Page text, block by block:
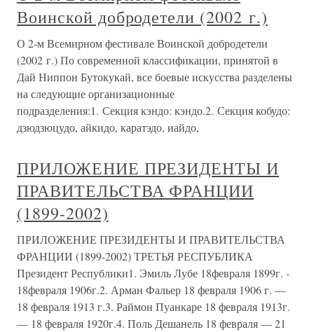
Воинской добродетели (2002 г.)
О 2-м Всемирном фестивале Воинской добродетели
(2002 г.) По современной классификации, принятой в
Дай Ниппон Бутокукай, все боевые искусства разделены
на следующие организационные
подразделения:1. Секция кэндо: кэндо.2. Секция кобудо:
дзюдзюцудо, айкидо, каратэдо, иайдо,
ПРИЛОЖЕНИЕ ПРЕЗИДЕНТЫ И
ПРАВИТЕЛЬСТВА ФРАНЦИИ
(1899-2002)
ПРИЛОЖЕНИЕ ПРЕЗИДЕНТЫ И ПРАВИТЕЛЬСТВА
ФРАНЦИИ (1899-2002) ТРЕТЬЯ РЕСПУБЛИКА
Президент Республики1. Эмиль Лубе 18февраля 1899г. -
18февраля 1906г.2. Арман Фальер 18 февраля 1906 г. —
18 февраля 1913 г.3. Раймон Пуанкаре 18 февраля 1913г.
— 18 февраля 1920г.4. Поль Дешанель 18 февраля — 21